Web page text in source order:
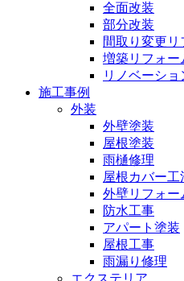
全面改装
部分改装
間取り変更リ
増築リフォー
リノベーショ
施工事例
外装
外壁塗装
屋根塗装
雨樋修理
屋根カバー工
外壁リフォー
防水工事
アパート塗装
屋根工事
雨漏り修理
エクステリア